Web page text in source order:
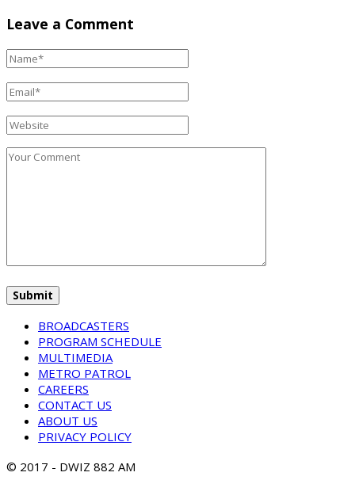
Leave a Comment
BROADCASTERS
PROGRAM SCHEDULE
MULTIMEDIA
METRO PATROL
CAREERS
CONTACT US
ABOUT US
PRIVACY POLICY
© 2017 - DWIZ 882 AM